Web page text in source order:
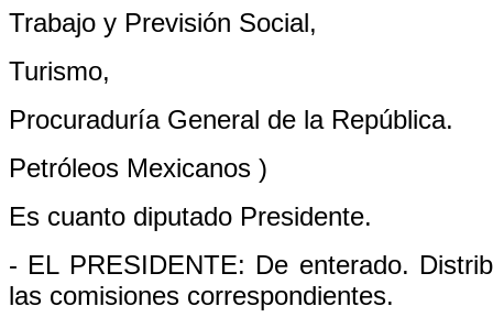
Trabajo y Previsión Social,
Turismo,
Procuraduría General de la República.
Petróleos Mexicanos )
Es cuanto diputado Presidente.
- EL PRESIDENTE: De enterado.
las comisiones correspondientes.